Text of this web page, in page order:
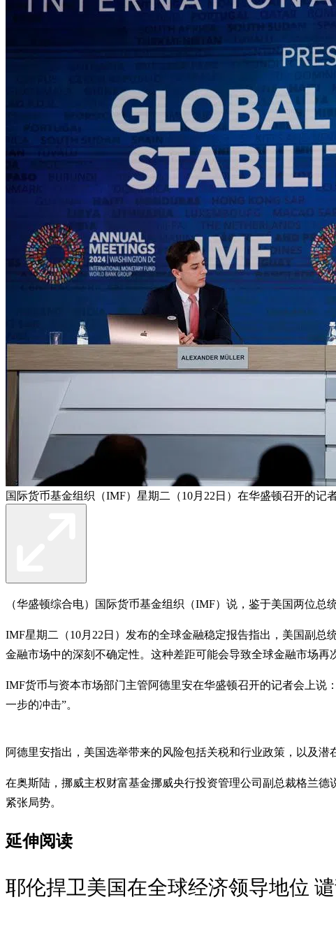
国际货币基金组织（IMF）星期二（10月22日）在华盛顿召开的记
（华盛顿综合电）国际货币基金组织（IMF）说，鉴于美国两位
IMF星期二（10月22日）发布的全球金融稳定报告指出，美国副
金融市场中的深刻不确定性。这种差距可能会导致全球金融市场再
IMF货币与资本市场部门主管阿德里安在华盛顿召开的记者会上
一步的冲击”。
阿德里安指出，美国选举带来的风险包括关税和行业政策，以及
在奥斯陆，挪威主权财富基金挪威央行投资管理公司副总裁格兰
紧张局势。
延伸阅读
耶伦捍卫美国在全球经济领导地位